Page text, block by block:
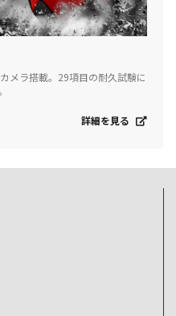
メラ搭載。29項目の耐久試験に
詳細を見る